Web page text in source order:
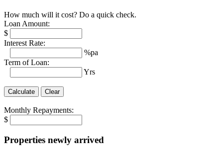
How much will it cost? Do a quick check.
Loan Amount:
$
Interest Rate:
%pa
Term of Loan:
Yrs
Monthly Repayments:
$
Properties newly arrived